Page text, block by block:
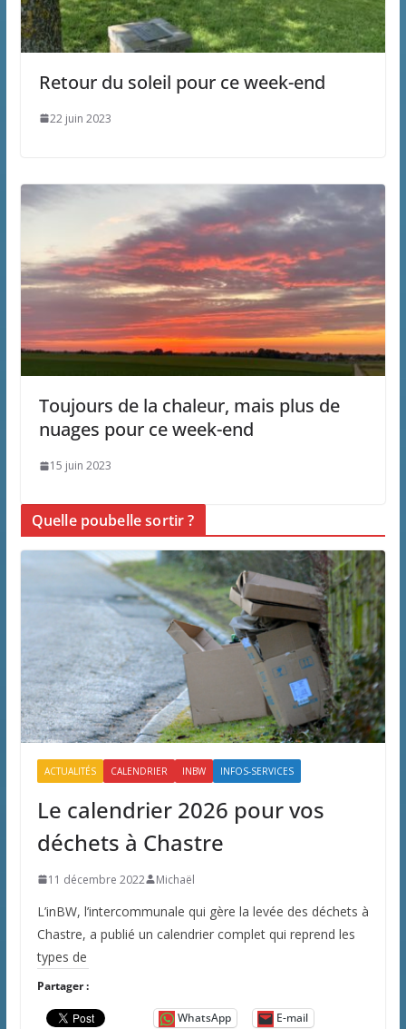
Retour du soleil pour ce week-end
22 juin 2023
Toujours de la chaleur, mais plus de
nuages pour ce week-end
15 juin 2023
Quelle poubelle sortir ?
ACTUALITÉS CALENDRIER INBW INFOS-SERVICES
Le calendrier 2026 pour vos
déchets à Chastre
11 décembre 2022 Michaël
L’inBW, l’intercommunale qui gère la levée des déchets à
Chastre, a publié un calendrier complet qui reprend les
types de
Partager :
WhatsApp E-mail